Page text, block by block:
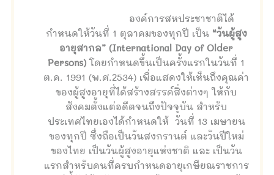
องค์การสหประชาชาติได้
กำหนดให้วันที่ 1 ตุลาคมของทุกปี เป็น “วันผู้สูง
อายุสากล” (International Day of Older
Persons) โดยกำหนดขึ้นเป็นครั้งแรกในวันที่ 1
ต.ค. 1991 (พ.ศ.2534) เพื่อแสดงให้เห็นถึงคุณค่า
ของผู้สูงอายุที่ได้สร้างสรรค์สิ่งต่างๆ ให้กับ
สังคมตั้งแต่อดีตจนถึงปัจจุบัน สำหรับ
ประเทศไทยเองได้กำหนดให้ วันที่ 13 เมษายน
ของทุกปี ซึ่งถือเป็นวันสงกรานต์ และวันปีใหม่
ของไทย เป็นวันผู้สูงอายุแห่งชาติ และ เป็นวัน
แรกสำหรับคนที่ครบกำหนดอายุเกษียณราชการ